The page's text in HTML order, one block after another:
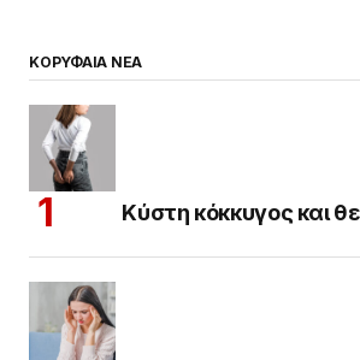
ΚΟΡΥΦΑΙΑ ΝΕΑ
Κύστη κόκκυγος και